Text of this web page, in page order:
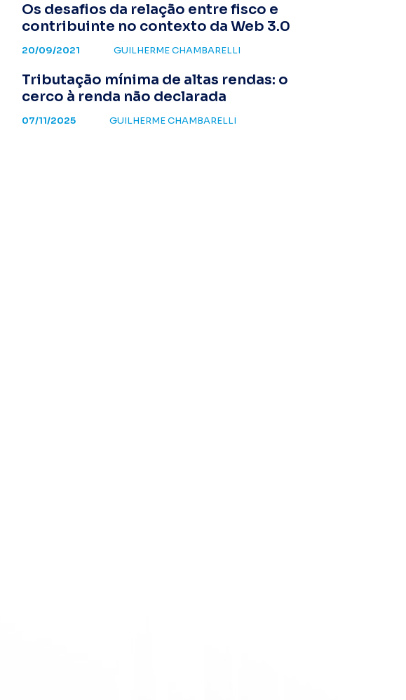
Os desafios da relação entre fisco e
contribuinte no contexto da Web 3.0
20/09/2021 GUILHERME CHAMBARELLI
Tributação mínima de altas rendas: o
cerco à renda não declarada
07/11/2025 GUILHERME CHAMBARELLI